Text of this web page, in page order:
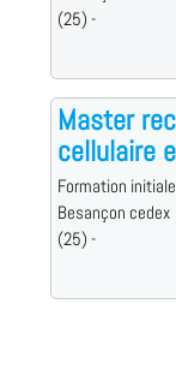
(25) -
Master
cellulaire
Formation initiale
Besançon cedex
(25) -